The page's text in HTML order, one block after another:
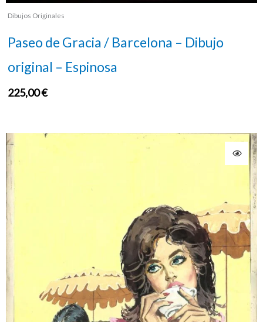
Dibujos Originales
Paseo de Gracia / Barcelona – Dibujo
original – Espinosa
225,00€